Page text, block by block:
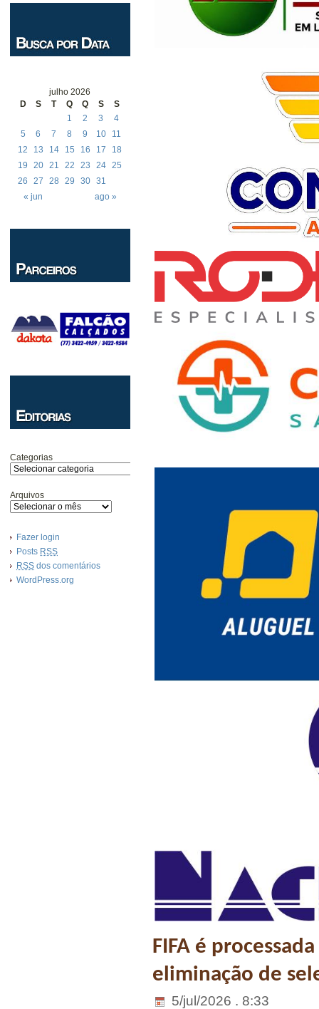
julho 2026
D
S T Q Q S S
« jun ago »
1 2 3
4
5
6 7 8 9 10
11
12
13 14 15 16 17
18
19
20 21 22 23 24 25
26
27 28 29 30 31
Categorias
Arquivos
Fazer login
Posts RSS
RSS dos comentários
WordPress.org
FIFA é
eliminação de
5/jul/2026 . 8:33